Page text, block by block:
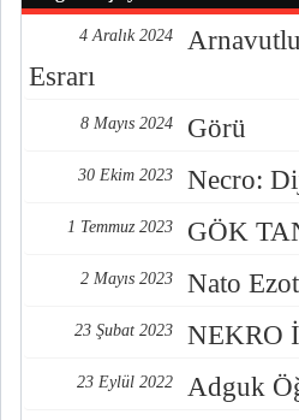
4 Aralık 2024
Esrarı
8 Mayıs 2024 Görü
30 Ekim 2023 Necro:
1 Temmuz 2023 GÖK
2 Mayıs 2023 Nato
23 Şubat 2023 NEKRO
23 Eylül 2022 Adguk